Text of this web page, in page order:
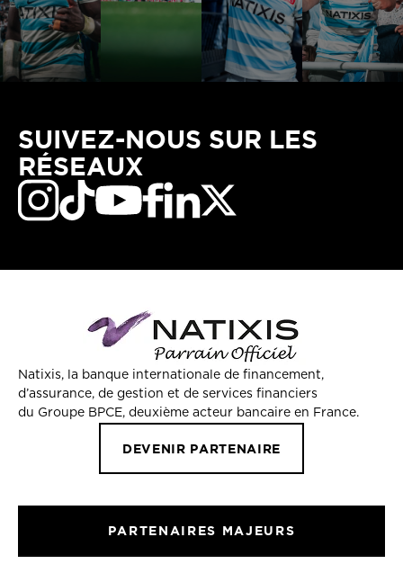
SUIVEZ-NOUS SUR LES
RÉSEAUX
Natixis, la banque internationale de financement,
d’assurance, de gestion et de services financiers
du Groupe BPCE, deuxième acteur bancaire en France.
DEVENIR PARTENAIRE
PARTENAIRES MAJEURS